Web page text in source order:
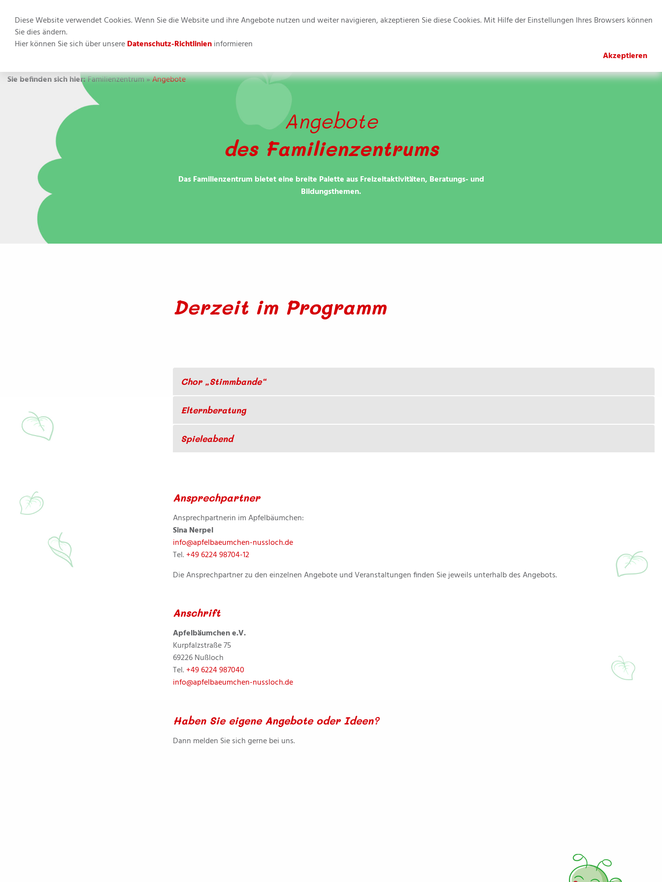
Diese Website verwendet Cookies. Wenn Sie die Website und ihre Angebote nutzen und weiter navigieren, akzeptieren Sie diese Cookies. Mit Hilfe der Einstellungen Ihres Browsers können
Sie dies ändern.
Hier können Sie sich über unsereDatenschutz-Richtlinieninformieren
Akzeptieren
News & Termine
Sie befinden sich hier:Familienzentrum»Angebote
Angebote
des Familienzentrums
Das Familienzentrum bietet eine breite Palette aus Freizeitaktivitäten, Beratungs- und
Bildungsthemen.
Derzeit im Programm
Chor „Stimmbande“
Elternberatung
Spieleabend
Ansprechpartner
Ansprechpartnerin im Apfelbäumchen:
Sina Nerpel
info@apfelbaeumchen-nussloch.de
Tel. +49 6224 98704-12
Die Ansprechpartner zu den einzelnen Angebote und Veranstaltungen finden Sie jeweils unterhalb des Angebots.
Anschrift
Apfelbäumchen e.V.
Kurpfalzstraße 75
69226 Nußloch
Tel. +49 6224 987040
info@apfelbaeumchen-nussloch.de
Haben Sie eigene Angebote oder Ideen?
Dann melden Sie sich gerne bei uns.